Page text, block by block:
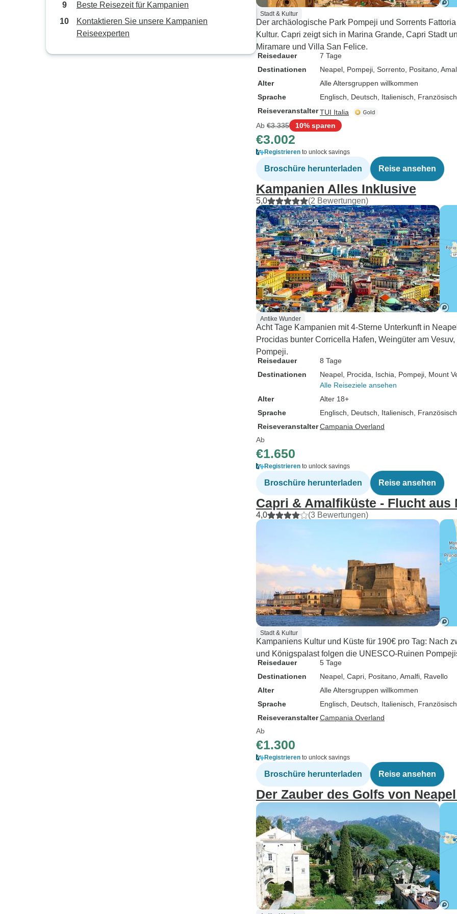
und Entspannung, und wir
hätten uns keine bessere
Erfahrung wünschen
können. Sehr
empfehlenswert für alle,
die diese wunderschöne
Beste Reisezeit für Kampanien
Kontaktieren Sie unsere Kampanien
Reiseexperten
Stadt & Kultur
Der archäologische Park Pompeji und Sorrents
Kultur. Capri zeigt sich in Marina Grande, Capri Stadt
Miramare und Villa San Felice.
Reisedauer
7 Tage
Destinationen
Neapel , Pompeji , Sorrento , Positano ,
Alter
Alle Altersgruppen willkommen
Sprache
Englisch, Deutsch, Italienisch,
ReiseveranstalterTUI Italia
Ab €3.335 10% sparen
€3.002
Registrieren to unlock savings
Broschüre herunterladen Reise ansehen
Kampanien Alles Inklusive
5,0 (2 Bewertungen)
Antike Wunder
Acht Tage Kampanien mit 4-Sterne Unterkunft in
Procidas bunter Corricella Hafen, Weingüter am
Pompeji.
Reisedauer
8 Tage
Destinationen
Neapel , Procida , Ischia , Pompeji , Mount
Alle Reiseziele ansehen
Alter
Alter 18+
Sprache
Englisch, Deutsch, Italienisch,
ReiseveranstalterCampania Overland
Ab
€1.650
Registrieren to unlock savings
Broschüre herunterladen Reise ansehen
Capri & Amalfiküste - Flucht aus
4,0 (3 Bewertungen)
Stadt & Kultur
Kampaniens Kultur und Küste für 190€ pro Tag: Nach
und Königspalast folgen die UNESCO-Ruinen
Reisedauer
5 Tage
Destinationen
Neapel , Capri , Positano , Amalfi , Ravello
Alter
Alle Altersgruppen willkommen
Sprache
Englisch, Deutsch, Italienisch,
ReiseveranstalterCampania Overland
Ab
€1.300
Registrieren to unlock savings
Broschüre herunterladen Reise ansehen
Der Zauber des Golfs von